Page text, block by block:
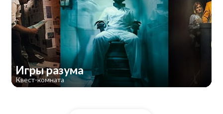
Игры разума
Квест-комната